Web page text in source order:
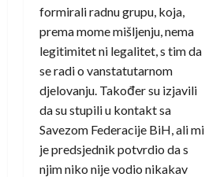
formirali radnu grupu, koja,
prema mome mišljenju, nema
legitimitet ni legalitet, s tim da
se radi o vanstatutarnom
djelovanju. Također su izjavili
da su stupili u kontakt sa
Savezom Federacije BiH, ali mi
je predsjednik potvrdio da s
njim niko nije vodio nikakav